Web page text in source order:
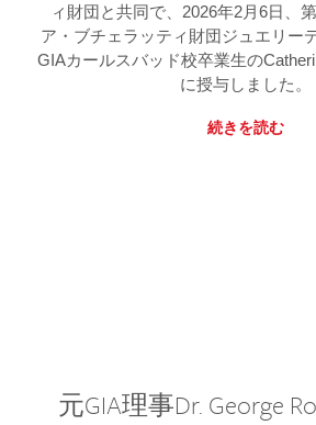
ィ財団と共同で、2026年2月6日、
ア・ブチェラッティ財団ジュエリー
GIAカールスバッド校卒業生の
に授与しました。
続きを読む
元GIA理事Dr. George